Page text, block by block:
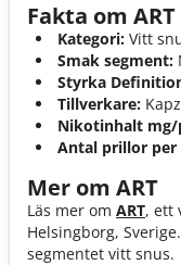
Fakta om
Kategori: Vitt
Smak segment:
Styrka
Tillverkare:
Nikotinhalt
Antal prillor per
Mer om ART
Läs mer om ART, ett
Helsingborg,
segmentet vitt snus.